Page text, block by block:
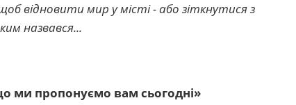
відновити мир у місті - або зіткнутися з
назвався...
ми пропонуємо вам сьогодні»